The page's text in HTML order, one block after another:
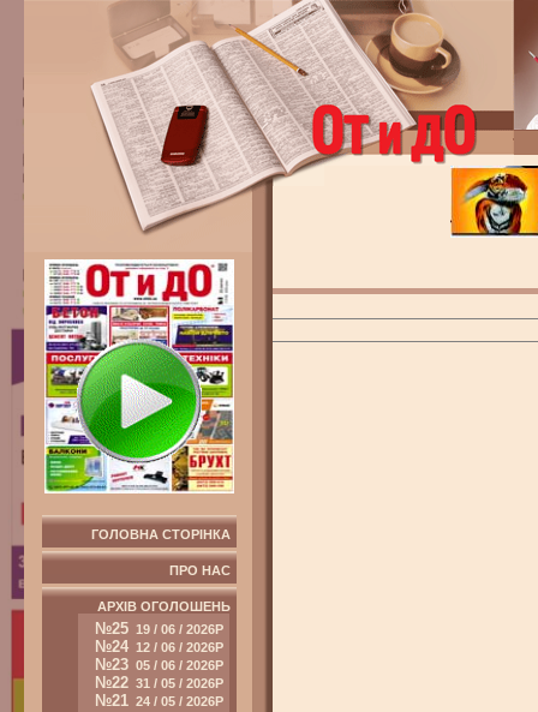
ГОЛОВНА СТОРІНКА
ПРО НАС
АРХІВ ОГОЛОШЕНЬ
№25 19 / 06 / 2026Р
№24 12 / 06 / 2026Р
№23 05 / 06 / 2026Р
№22 31 / 05 / 2026Р
№21 24 / 05 / 2026Р